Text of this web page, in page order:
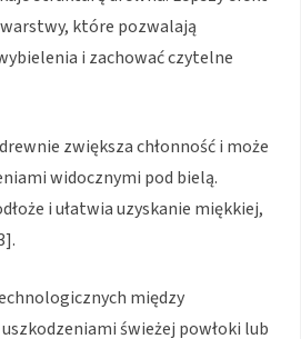
które pozwalają
i zachować czytelne
zwiększa chłonność i może
widocznymi pod bielą.
i ułatwia uzyskanie miękkiej,
między
świeżej powłoki lub